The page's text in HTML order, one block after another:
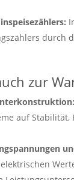
durch
zur
auf Stabilität,